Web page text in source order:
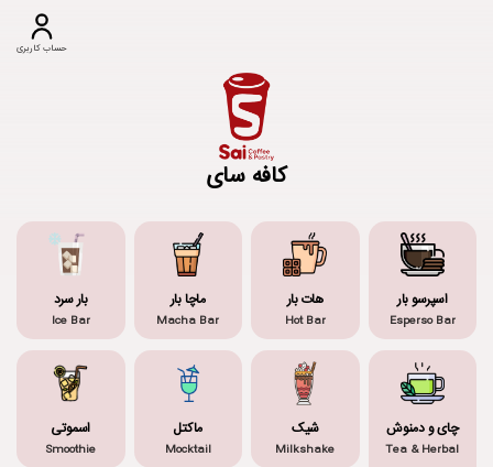
حساب کاربری
کافه سای
اسپرسو بار
Esperso Bar
هات بار
Hot Bar
ماچا بار
Macha Bar
بار سرد
Ice Bar
چای و دمنوش
Tea & Herbal
شیک
Milkshake
ماکتل
Mocktail
اسموتی
Smoothie